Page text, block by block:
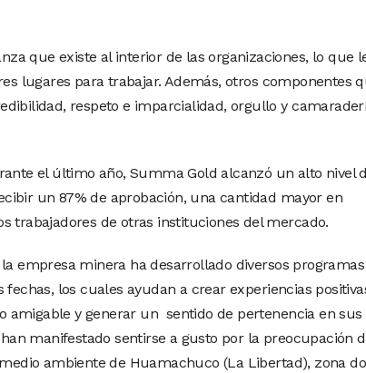
que existe al interior de las organizaciones, lo que
lugares para trabajar. Además, otros componentes
respeto e imparcialidad, orgullo y
el último año, Summa Gold alcanzó un alto nivel
un 87% de aprobación, una cantidad mayor en
trabajadores de otras instituciones del mercado.
empresa minera ha desarrollado diversos
los cuales ayudan a crear experiencias
amigable y generar un sentido de pertenencia en sus
manifestado sentirse a gusto por la preocupación
ambiente de Huamachuco (La Libertad), zona